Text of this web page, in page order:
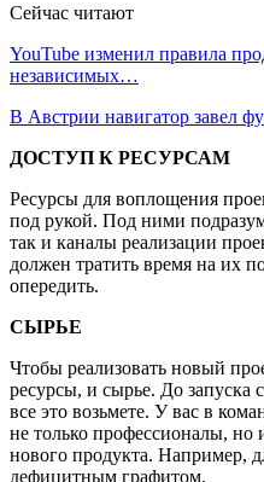
Сейчас читают
YouTube изменил правила
независимых…
В Австрии навигатор завел
ДОСТУП К РЕСУРСАМ
Ресурсы для воплощения
под рукой. Под ними
так и каналы реализации
должен тратить время на их
опередить.
СЫРЬЕ
Чтобы реализовать новый
ресурсы, и сырье. До запуска
все это возьмете. У вас в
не только профессионалы, но
нового продукта. Например,
дефицитным графитом.